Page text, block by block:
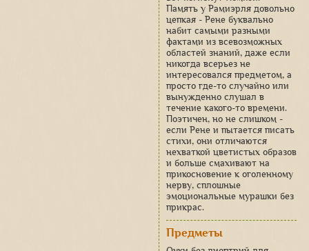
Память у Рамиэрля довольно
цепкая - Рене буквально
набит самыми разными
фактами из всевозможных
областей знаний, даже если
никогда всерьез не
интересовался предметом, а
просто где-то случайно или
вынужденно слушал в
течение какого-то времени.
Поэтичен, но не слишком -
если Рене и пытается писать
стихи, они отличаются
нехваткой цветистых образов
и больше смахивают на
прикосновение к оголенному
нерву, сплошные
эмоциональные мурашки без
прикрас.
Предметы